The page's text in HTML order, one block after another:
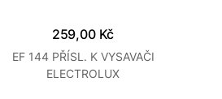
259,00 Kč
EF 144 PŘÍSL. K VYSAVAČI
ELECTROLUX